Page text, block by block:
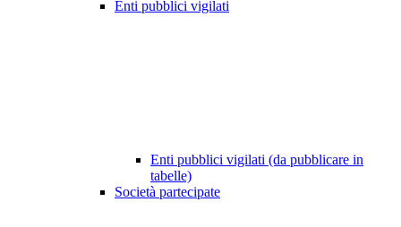
Enti pubblici vigilati
Enti pubblici vigilati (da pubblicare in
tabelle)
Società partecipate